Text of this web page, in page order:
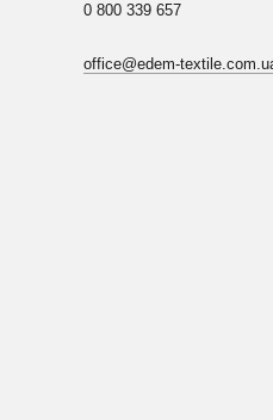
0 800 339 657
office@edem-